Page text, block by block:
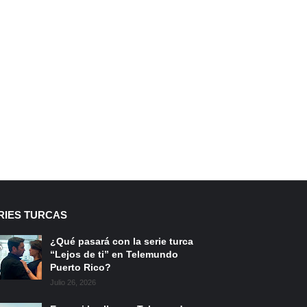
TURCAS
¿Qué pasará con la serie turca
“Lejos de ti” en Telemundo
Puerto Rico?
Julio 26, 2026